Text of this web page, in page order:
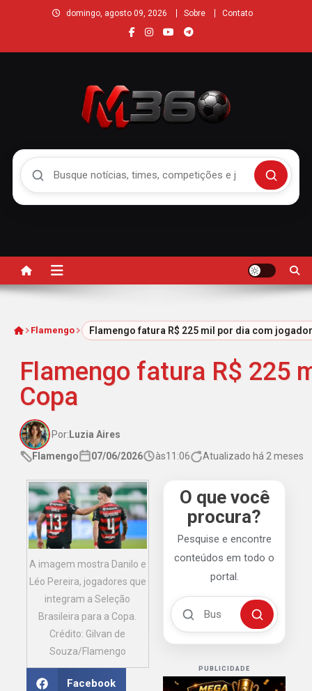
domingo, agosto 09, 2026 Sobre Contato
Buscar
InícioFlamengo Flamengo fatura R$ 225 mil por dia com
Flamengo fatura R$ 225
Copa
Por: Luzia Aires
Flamengo
07/06/2026 às11:06 Atualizado há 2 meses
A imagem mostra Danilo e
Léo Pereira, jogadores que
integram a Seleção
Brasileira para a Copa.
Crédito: Gilvan de
Souza/Flamengo
Facebook
O que você
procura?
Pesquise e encontre
conteúdos em todo o
portal.
Buscar no Mengão 360
Buscar
PUBLICIDADE